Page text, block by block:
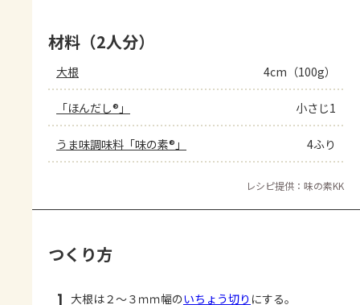
材料（2人分）
大根 4cm（100g）
「ほんだし®」 小さじ1
うま味調味料「味の素®」 4ふり
レシピ提供：味の素KK
つくり方
大根は２～３ｍｍ幅のいちょう切り にする。